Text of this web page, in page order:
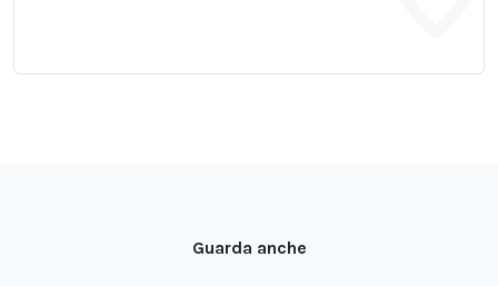
Guarda anche